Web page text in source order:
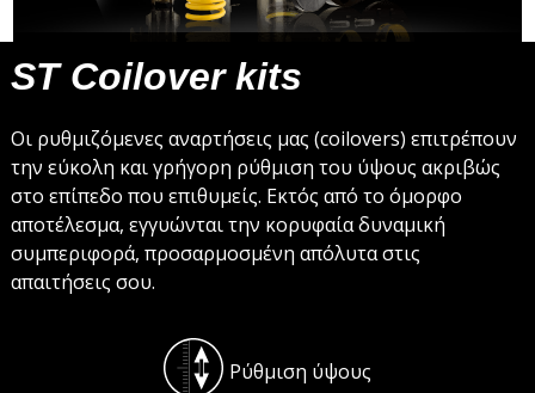
ST Coilover kits
Οι ρυθμιζόμενες αναρτήσεις μας (coilovers) επιτρέπουν
την εύκολη και γρήγορη ρύθμιση του ύψους ακριβώς
στο επίπεδο που επιθυμείς. Εκτός από το όμορφο
αποτέλεσμα, εγγυώνται την κορυφαία δυναμική
συμπεριφορά, προσαρμοσμένη απόλυτα στις
απαιτήσεις σου.
Ρύθμιση ύψους